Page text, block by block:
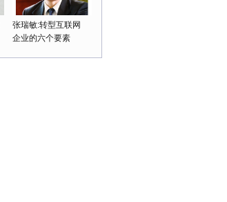
张瑞敏:转型互联网
企业的六个要素